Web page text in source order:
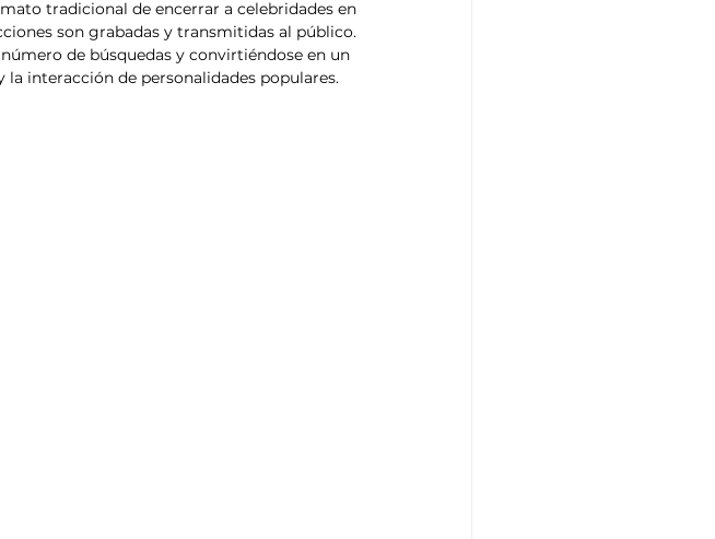
tradicional de encerrar a celebridades en
son grabadas y transmitidas al público.
de búsquedas y convirtiéndose en un
interacción de personalidades populares.